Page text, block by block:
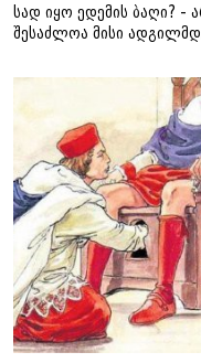
სად იყო ედემის ბაღი? -
შესაძლოა მისი